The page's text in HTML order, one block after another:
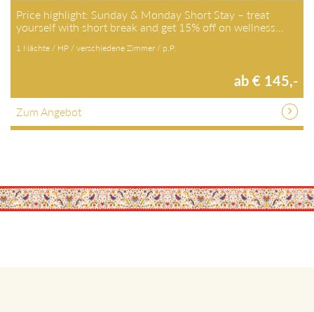
Price highlight: Sunday & Monday Short Stay – treat
yourself with short break and get 15% off on wellness…
1 Nächte / HP / verschiedene Zimmer / p.P.
ab € 145,-
Zum Angebot